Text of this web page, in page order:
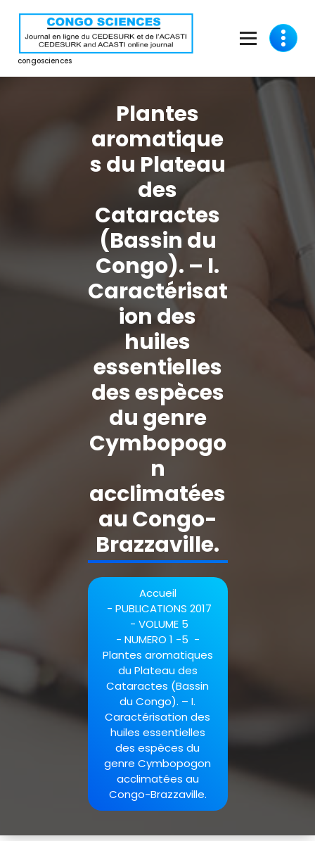
contenu
congosciences
Plantes
aromatique
s du Plateau
des
Cataractes
(Bassin du
Congo). – I.
Caractérisat
ion des
huiles
essentielles
des espèces
du genre
Cymbopogo
n
acclimatées
au Congo-
Brazzaville.
Accueil
- PUBLICATIONS 2017
- VOLUME 5
- NUMERO 1 -5 -
Plantes aromatiques
du Plateau des
Cataractes (Bassin
du Congo). – I.
Caractérisation des
huiles essentielles
des espèces du
genre Cymbopogon
acclimatées au
Congo-Brazzaville.